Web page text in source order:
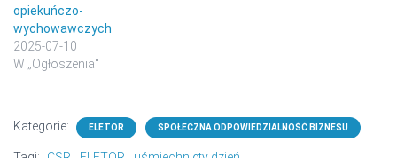
opiekuńczo-
wychowawczych
2025-07-10
W „Ogłoszenia"
Kategorie: ELETOR SPOŁECZNA ODPOWIEDZIALNOŚĆ BIZNESU